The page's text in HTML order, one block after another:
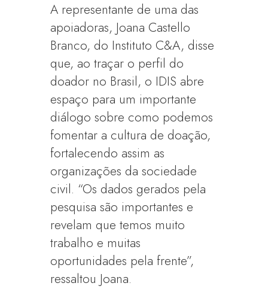
A representante de uma das
apoiadoras, Joana Castello
Branco, do Instituto C&A, disse
que, ao traçar o perfil do
doador no Brasil, o IDIS abre
espaço para um importante
diálogo sobre como podemos
fomentar a cultura de doação,
fortalecendo assim as
organizações da sociedade
civil. “Os dados gerados pela
pesquisa são importantes e
revelam que temos muito
trabalho e muitas
oportunidades pela frente”,
ressaltou Joana.